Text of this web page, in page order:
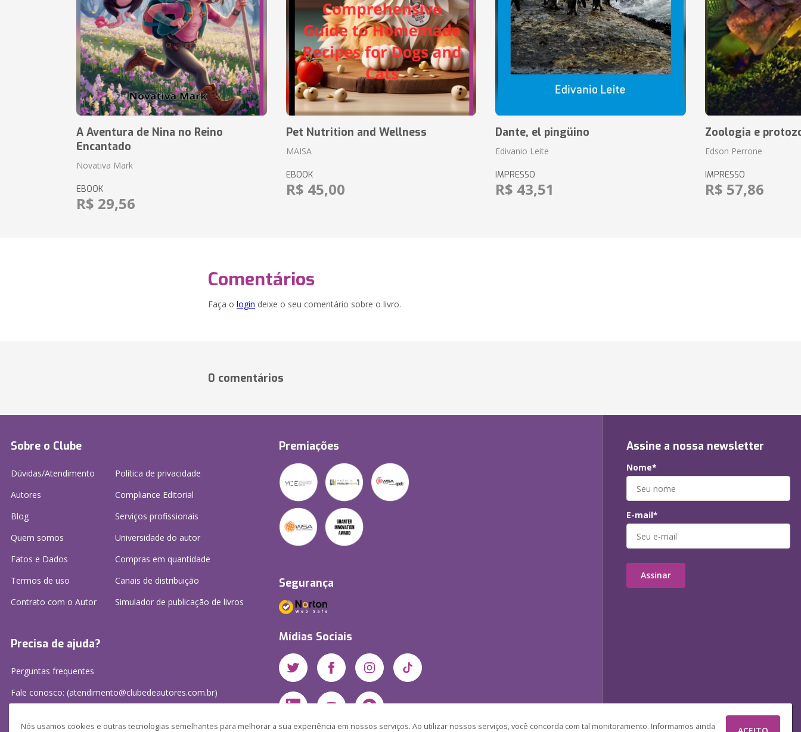
Nós usamos cookies e outras tecnologias semelhantes para melhorar a sua experiência em nossos serviços. Ao utilizar nossos serviços, você concorda com tal monitoramento. Informamos ainda
A Aventura de Nina no Reino
Encantado
Novativa Mark
EBOOK
R$ 29,56
Pet Nutrition and Wellness
MAISA
EBOOK
R$ 45,00
Dante, el pingüino
Edivanio Leite
IMPRESSO
R$ 43,51
Zoologia e
Edson Perrone
IMPRESSO
R$ 57,86
Comentários
Faça o login deixe o seu comentário sobre o livro.
0 comentários
Sobre o Clube
Dúvidas/Atendimento
Autores
Blog
Quem somos
Fatos e Dados
Termos de uso
Contrato com o Autor
Política de privacidade
Compliance Editorial
Serviços profissionais
Universidade do autor
Compras em quantidade
Canais de distribuição
Simulador de publicação de livros
Precisa de ajuda?
Perguntas frequentes
Fale conosco: (atendimento@clubedeautores.com.br)
Premiações
Segurança
Mídias Sociais
Assine a nossa newsletter
Nome*
E-mail*
Assinar